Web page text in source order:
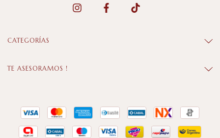
CATEGORÍAS
TE ASESORAMOS !